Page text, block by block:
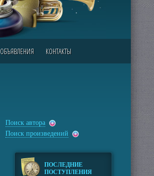
ОБЪЯВЛЕНИЯ КОНТАКТЫ
Поиск автора
Поиск произведений
ПОСЛЕДНИЕ
ПОСТУПЛЕНИЯ